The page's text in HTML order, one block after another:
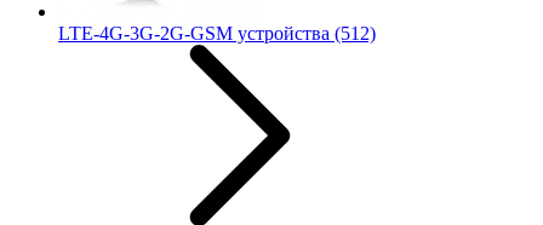
LTE-4G-3G-2G-GSM устройства (512)